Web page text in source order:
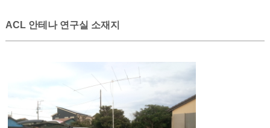
ACL 안테나 연구실 소재지